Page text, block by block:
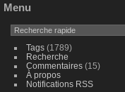
Menu
Tags(1789)
Recherche
Commentaires(15)
À propos
Notifications RSS